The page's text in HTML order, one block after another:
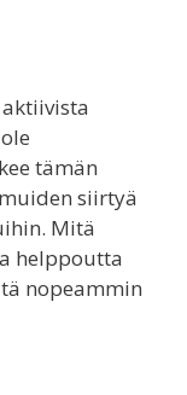
tämän
siirtyä
Mitä
helppoutta
nopeammin